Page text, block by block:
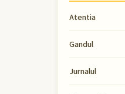
Atentia
Gandul
Jurnalul